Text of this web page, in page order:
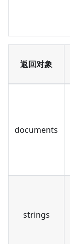
返回对象
documents
strings